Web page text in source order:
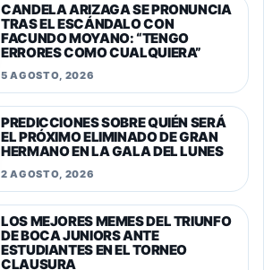
CANDELA ARIZAGA SE PRONUNCIA
TRAS EL ESCÁNDALO CON
FACUNDO MOYANO: “TENGO
ERRORES COMO CUALQUIERA”
5 AGOSTO, 2026
PREDICCIONES SOBRE QUIÉN SERÁ
EL PRÓXIMO ELIMINADO DE GRAN
HERMANO EN LA GALA DEL LUNES
2 AGOSTO, 2026
LOS MEJORES MEMES DEL TRIUNFO
DE BOCA JUNIORS ANTE
ESTUDIANTES EN EL TORNEO
CLAUSURA